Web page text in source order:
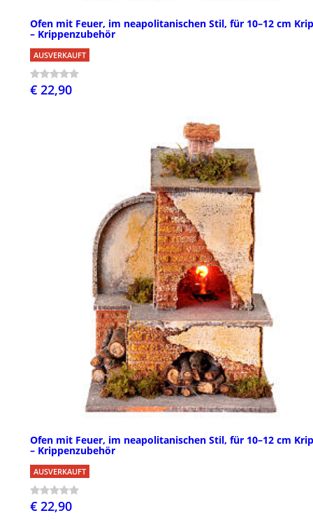
Ofen mit Feuer, im neapolitanischen Stil, für 10–12 cm
– Krippenzubehör
AUSVERKAUFT
€ 22,90
Ofen mit Feuer, im neapolitanischen Stil, für 10–12 cm
– Krippenzubehör
AUSVERKAUFT
€ 22,90